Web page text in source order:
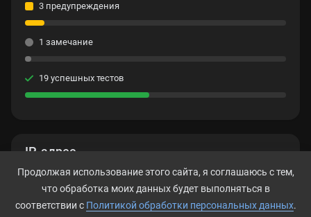
IP-адрес
188.114.98.234
3 предупреждения
1 замечание
19 успешных тестов
Продолжая использование этого сайта, я соглашаюсь с тем,
что обработка моих данных будет выполняться в
соответствии с Политикой обработки персональных данных.